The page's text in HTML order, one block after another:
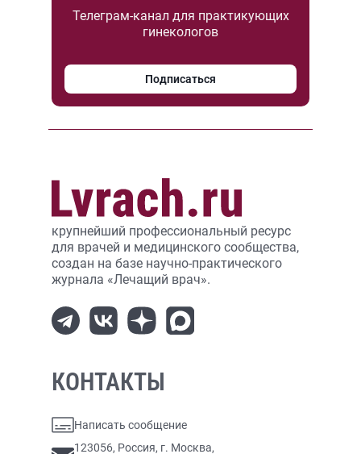
Телеграм-канал для практикующих
гинекологов
Подписаться
крупнейший профессиональный ресурс
для врачей и медицинского сообщества,
создан на базе научно-практического
журнала «Лечащий врач».
КОНТАКТЫ
Написать сообщение
123056, Россия, г. Москва,